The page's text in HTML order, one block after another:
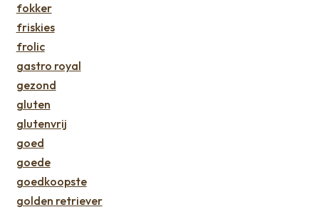
fokker
friskies
frolic
gastro royal
gezond
gluten
glutenvrij
goed
goede
goedkoopste
golden retriever